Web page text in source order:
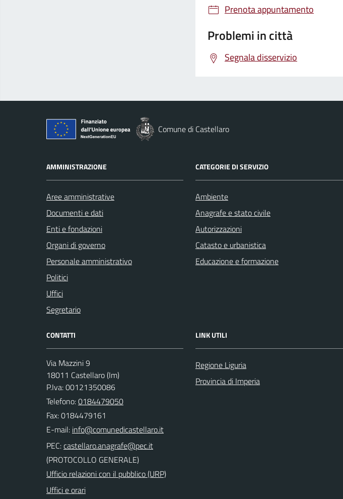
Prenota appuntamento
Problemi in città
Segnala disservizio
Comune di Castellaro
AMMINISTRAZIONE
Aree amministrative
Documenti e dati
Enti e fondazioni
Organi di governo
Personale amministrativo
Politici
Uffici
Segretario
CATEGORIE DI SERVIZIO
Ambiente
Anagrafe e stato civile
Autorizzazioni
Catasto e urbanistica
Educazione e formazione
CONTATTI
Via Mazzini 9
18011 Castellaro (Im)
P.Iva: 00121350086
Telefono:0184479050
Fax: 0184479161
E-mail:
PEC:
(PROTOCOLLO GENERALE)
Ufficio relazioni con il pubblico (URP)
Uffici e orari
LINK UTILI
Regione Liguria
Provincia di Imperia